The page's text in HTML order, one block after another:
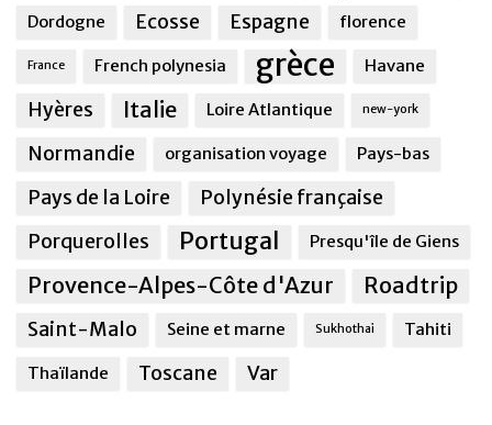
Dordogne Ecosse Espagne florence
France French polynesia grèce Havane
Hyères Italie Loire Atlantique new-york
Normandie organisation voyage Pays-bas
Pays de la Loire
Polynésie française
Porquerolles
Portugal Presqu'île de Giens
Provence-Alpes-Côte d'Azur Roadtrip
Saint-Malo Seine et marne Sukhothai Tahiti
Thaïlande Toscane Var